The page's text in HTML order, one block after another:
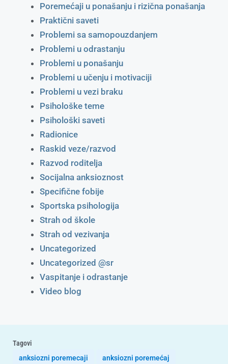
Poremećaji u ponašanju i rizična ponašanja
Praktični saveti
Problemi sa samopouzdanjem
Problemi u odrastanju
Problemi u ponašanju
Problemi u učenju i motivaciji
Problemi u vezi braku
Psihološke teme
Psihološki saveti
Radionice
Raskid veze/razvod
Razvod roditelja
Socijalna anksioznost
Specifične fobije
Sportska psihologija
Strah od škole
Strah od vezivanja
Uncategorized
Uncategorized @sr
Vaspitanje i odrastanje
Video blog
Tagovi
anksiozni poremecaji
anksiozni poremećaj